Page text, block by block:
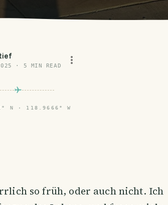
· 5 MIN READ
N · 118.9666° W
so früh, oder auch nicht. Ich